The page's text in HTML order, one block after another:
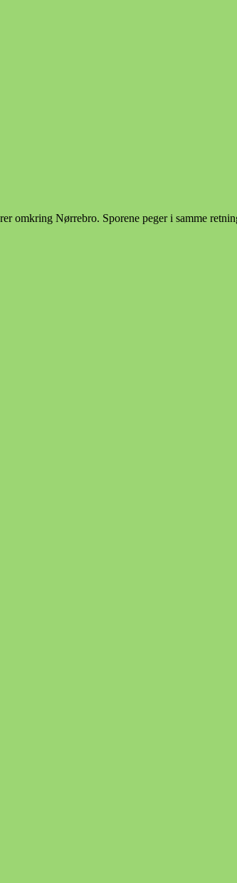
Nørrebro. Sporene peger i samme